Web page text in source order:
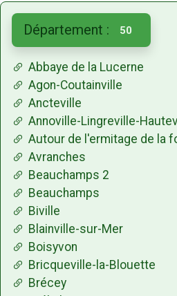
Département : 50
Abbaye de la Lucerne
Agon-Coutainville
Ancteville
Annoville-Lingreville-
Autour de l'ermitage de la
Avranches
Beauchamps 2
Beauchamps
Biville
Blainville-sur-Mer
Boisyvon
Bricqueville-la-Blouette
Brécey